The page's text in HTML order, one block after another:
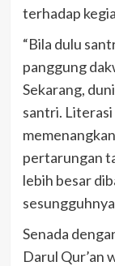
terhadap
“Bila dulu
panggung
Sekarang,
santri.
pertarungan
lebih besar
Senada
Darul Qur’an